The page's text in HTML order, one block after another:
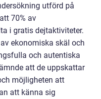
utförd på
70% av
i gratis dejtaktiviteter.
ekonomiska skäl och
och autentiska
att de uppskattar
möjligheten att
att känna sig